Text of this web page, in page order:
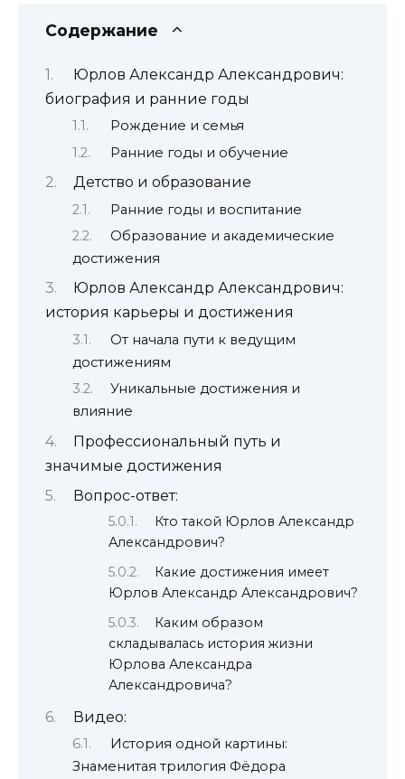
Содержание
Юрлов Александр Александрович:
биография и ранние годы
Рождение и семья
Ранние годы и обучение
Детство и образование
Ранние годы и воспитание
Образование и академические
достижения
Юрлов Александр Александрович:
история карьеры и достижения
От начала пути к ведущим
достижениям
Уникальные достижения и
влияние
Профессиональный путь и
значимые достижения
Вопрос-ответ:
Кто такой Юрлов Александр
Александрович?
Какие достижения имеет
Юрлов Александр Александрович?
Каким образом
складывалась история жизни
Юрлова Александра
Александровича?
Видео:
История одной картины:
Знаменитая трилогия Фёдора